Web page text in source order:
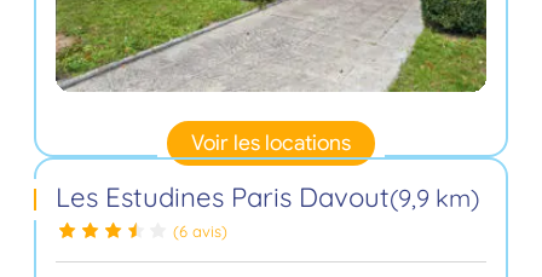
Voir les locations
Les Estudines Paris Davout(9,9 km)
(6 avis)